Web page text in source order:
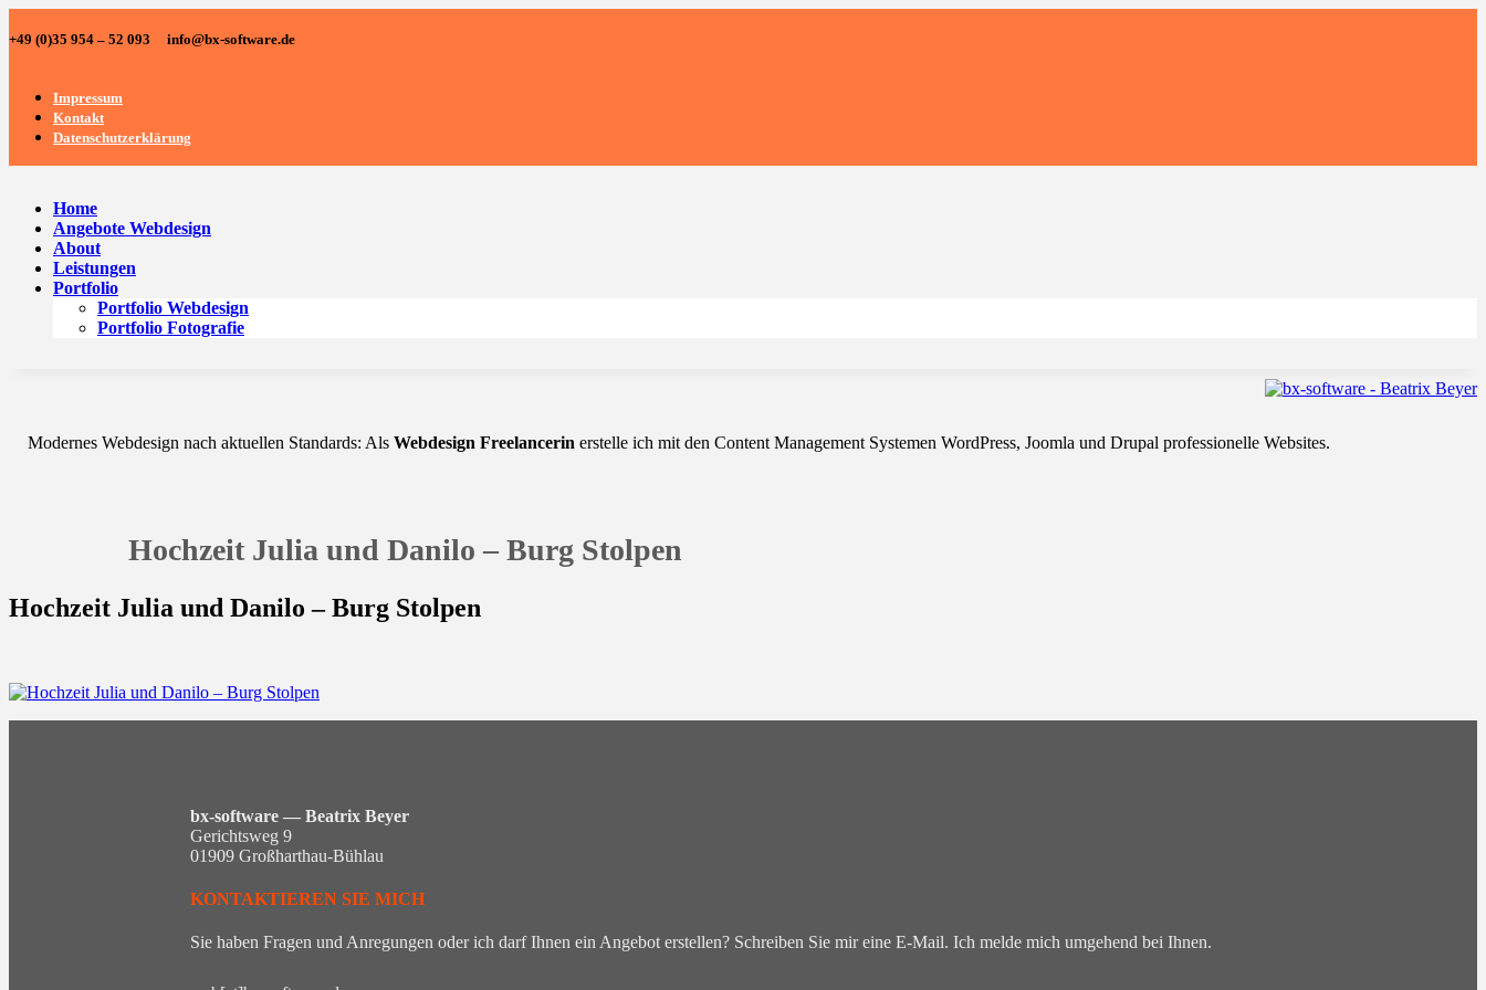
+49 (0)35 954 – 52 093 info@bx-software.de
Impressum
Kontakt
Datenschutzerklärung
Home
Angebote Webdesign
About
Leistungen
Portfolio
Portfolio Webdesign
Portfolio Fotografie
Modernes Webdesign nach aktuellen Standards: Als Webdesign Freelancerin erstelle ich mit den Content Management Systemen WordPress, Joomla und Drupal professionelle Websites.
Hochzeit Julia und Danilo – Burg Stolpen
Hochzeit Julia und Danilo – Burg Stolpen
bx-software — Beatrix Beyer
Gerichtsweg 9
01909 Großharthau-Bühlau
KONTAKTIEREN SIE MICH
Sie haben Fragen und Anregungen oder ich darf Ihnen ein Angebot erstellen? Schreiben Sie mir eine E-Mail. Ich melde mich umgehend bei Ihnen.